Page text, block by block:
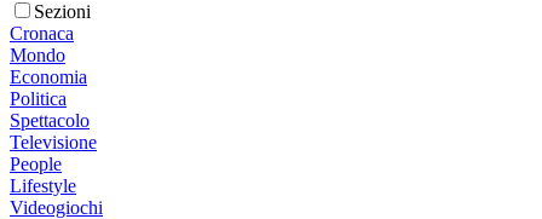
Sezioni
Cronaca
Mondo
Economia
Politica
Spettacolo
Televisione
People
Lifestyle
Videogiochi